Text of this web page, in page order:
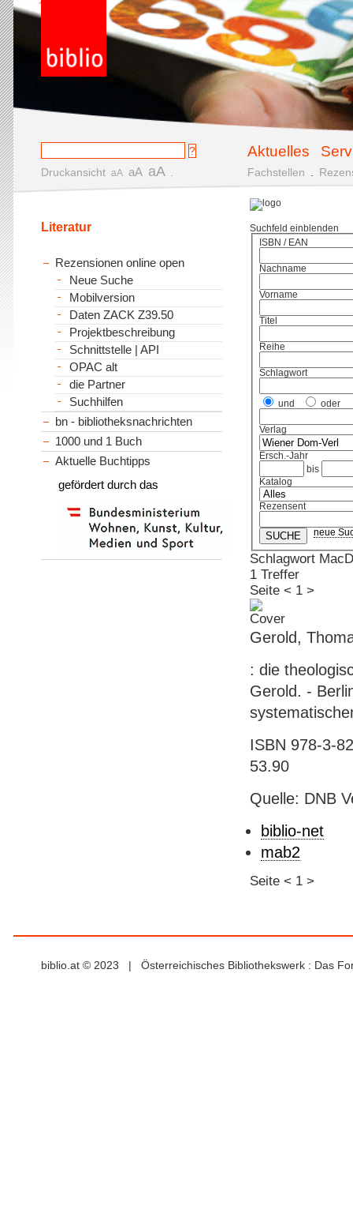
Aktuelles
Druckansicht aA aA aA Fachstellen
Suchfeld einblenden
ISBN / EAN
Nachname
Vorname
Titel
Reihe
Schlagwort
und oder
Verlag
Ersch.-Jahr
bis
Katalog
Rezensent
neue
Schlagwort
1 Treffer
Seite < 1 >
Gerold,
: die
Gerold. -
ISBN 978-3-
53.90
Quelle: DNB
biblio-net
mab2
Seite < 1 >
Literatur
Rezensionen online open
Neue Suche
Mobilversion
Daten ZACK Z39.50
Projektbeschreibung
Schnittstelle | API
OPAC alt
die Partner
Suchhilfen
bn - bibliotheksnachrichten
1000 und 1 Buch
Aktuelle Buchtipps
gefördert durch das
biblio.at © 2023 | Österreichisches Bibliothekswerk : Das